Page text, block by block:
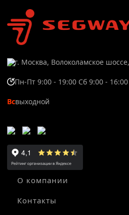
г. Москва, Волоколамское
Пн-Пт 9:00 - 19:00 Сб 9:00 - 16:00
Всвыходной
О компании
Контакты